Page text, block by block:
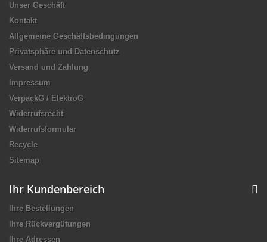
Unser Geschäft
Kontakt
Allgemeine Geschäftsbedingungen
Privatsphäre und Datenschutz
Versand und Zahlung
Impressum
VerpackG / ElektroG
Widerrufsrecht
Widerrufsformular
Recycle
Sitemap
Ihr Kundenbereich
Ihre Bestellungen
Ihre Rückvergütungen
Ihre Adressen